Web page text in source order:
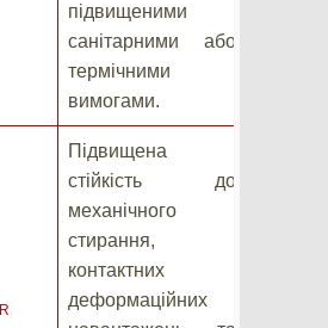
підвищеними
санітарними або
термічними
вимогами.
Підвищена
стійкість до
механічного
стирання,
контактних
деформаційних